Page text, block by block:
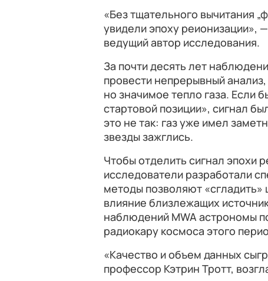
«Без тщательного вычитания
увидели эпоху реионизации»,
ведущий автор исследования.
За почти десять лет
провести непрерывный
но значимое тепло газа. Если
стартовой позиции», сигнал
это не так: газ уже имел
звезды зажглись.
Чтобы отделить сигнал эпохи
исследователи разработали
методы позволяют
влияние близлежащих
наблюдений MWA астрономы
радиокару космоса этого
«Качество и объем данных
профессор Кэтрин Тротт,